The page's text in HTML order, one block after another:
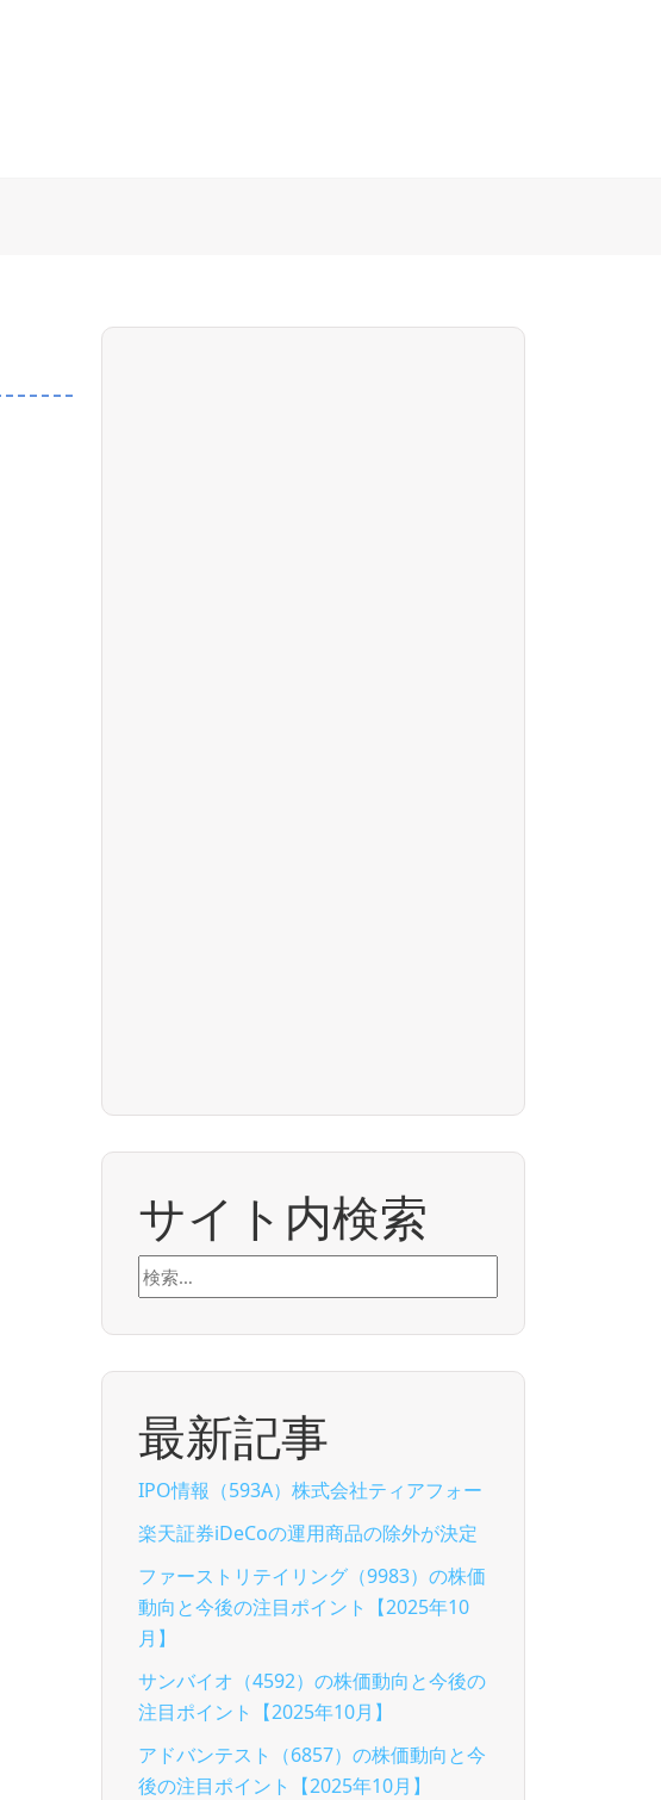
サイト内検索
検
索:
最新記事
IPO情報（593A）株式会社ティアフォー
楽天証券iDeCoの運用商品の除外が決定
ファーストリテイリング（9983）の株価
動向と今後の注目ポイント【2025年10
月】
サンバイオ（4592）の株価動向と今後の
注目ポイント【2025年10月】
アドバンテスト（6857）の株価動向と今
後の注目ポイント【2025年10月】